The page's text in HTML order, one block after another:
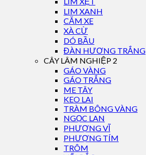
LIM XANH
CĂM XE
XÀ CỪ
DÓ BẦU
ĐÀN HƯƠNG TRẮNG
CÂY LÂM NGHIỆP 2
GÁO VÀNG
GÁO TRẮNG
ME TÂY
KEO LAI
TRÀM BÔNG VÀNG
NGỌC LAN
PHƯỢNG VĨ
PHƯỢNG TÍM
TRÔM